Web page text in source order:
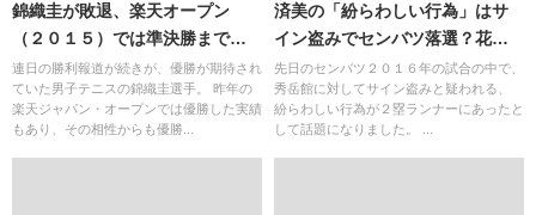
錦織圭が敗退、楽天オープン
（２０１５）では準決勝まで。
世界ランキングへの影響は？
連日の勝利報道が続きが、優勝が期待され
ていた男子テニスの錦織圭選手。 昨年の
楽天ジャパン・オープンでは優勝した実績
もあり、その相性からも優勝...
済美の「紛らわしい行為」はサ
イン盗みでセンバツ落選？花巻
東(千葉翔太)以来の秀岳館。明石
商業のチアリーダーが可愛い！
吉高壮のドラフトの可能性
先日のセンバツ２０１６年の試合の中で、
秀岳館に対してサイン盗みと疑われる、
紛らわしい行為が２塁ランナーにあったと
して話題になりました。 ...